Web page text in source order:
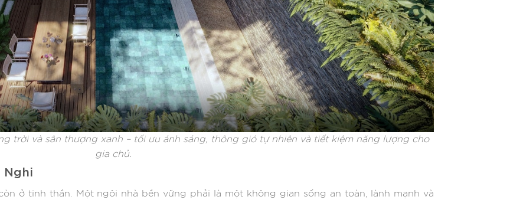
trời và sân thượng xanh – tối ưu ánh sáng, thông gió tự nhiên và tiết kiệm năng lượng cho
gia chủ.
Nghi
ở tinh thần. Một ngôi nhà bền vững phải là một không gian sống an toàn, lành mạnh và